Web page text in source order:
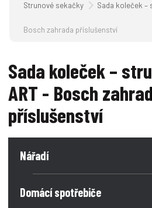
Strunové sekačky Sada koleček –
Bosch zahrada příslušenství
Sada koleček –
ART - Bosch
příslušenství
Nářadí
Domácí spotřebiče